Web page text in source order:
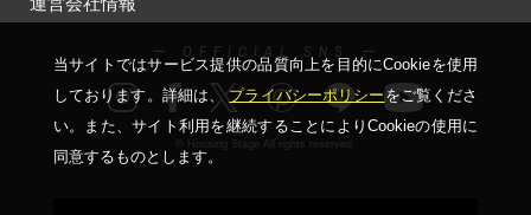
ー OFFICIAL SNS ー
© Housing Stage All rights reserved.
当サイトではサービス提供の品質向上を⽬的にCookieを使⽤
しております。詳細は、プライバシーポリシーをご覧くださ
い。
また、サイト利⽤を継続することによりCookieの使⽤に
同意するものとします。